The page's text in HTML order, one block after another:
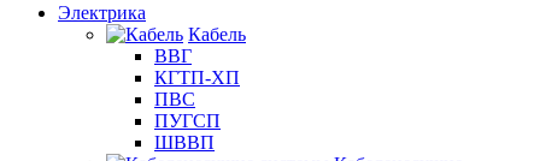
Электрика
Кабель
ВВГ
КГТП-ХП
ПВС
ПУГСП
ШВВП